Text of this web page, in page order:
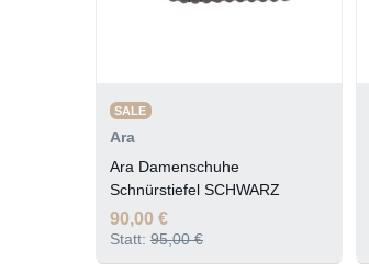
SALE
Ara
Ara Damenschuhe
Schnürstiefel SCHWARZ
90,00 €
Statt: 95,00 €